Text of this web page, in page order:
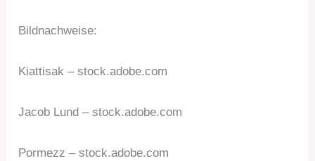
Bildnachweise:
Kiattisak– stock.adobe.com
Jacob Lund – stock.adobe.com
Pormezz – stock.adobe.com